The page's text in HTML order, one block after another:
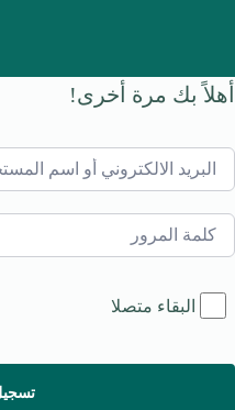
أهلاً بك مرة أخرى!
البقاء متصلا